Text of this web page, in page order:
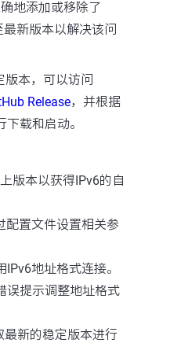
地添加或移除了
新版本以解决该问
版本，可以访问
Release，并根据
载和启动。
版本以获得IPv6的自
配置文件设置相关参
地址格式连接。
误提示调整地址格式
新的稳定版本进行